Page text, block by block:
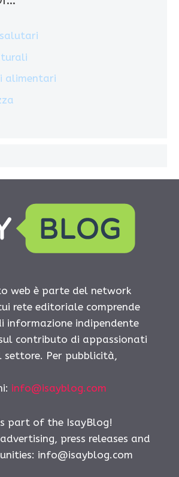
alimentari
web è parte del network
rete editoriale comprende
informazione indipendente
contributo di appassionati
settore. Per pubblicità,
info@isayblog.com
part of the IsayBlog!
press releases and
info@isayblog.com